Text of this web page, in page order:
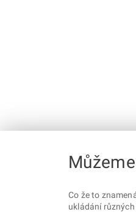
Co že to
ukládání